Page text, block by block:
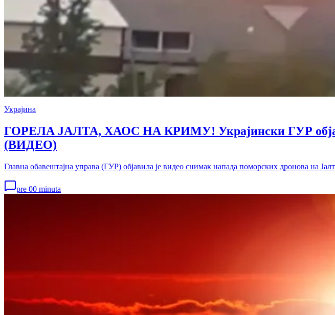
Украјина
ГОРЕЛА ЈАЛТА, ХАОС НА КРИМУ! Украјински ГУР
(ВИДЕО)
Главна обавештајна управа (ГУР) објавила је видео снимак напада поморских дронова на
pre 00 minuta